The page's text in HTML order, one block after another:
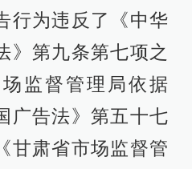
行为违反了《中华
》第九条第七项之
监督管理局依据
广告法》第五十七
甘肃省市场监督管